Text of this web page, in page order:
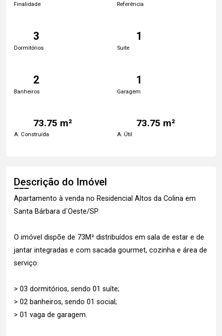
Finalidade Referência
3
Dormitórios
1
Suite
2
Banheiros
1
Garagem
73.75 m²
A. Construída
73.75 m²
A. Útil
Descrição do Imóvel
Apartamento à venda no Residencial Altos da Colina em
Santa Bárbara d`Oeste/SP
O imóvel dispõe de 73M² distribuídos em sala de estar e de
jantar integradas e com sacada gourmet, cozinha e área de
serviço.
> 03 dormitórios, sendo 01 suíte;
> 02 banheiros, sendo 01 social;
> 01 vaga de garagem.